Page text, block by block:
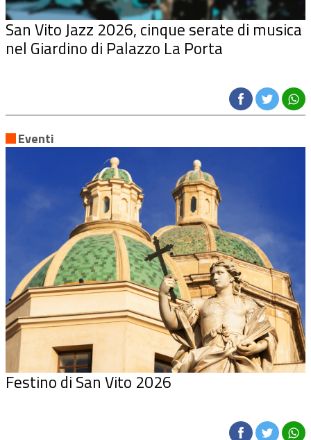
San Vito Jazz 2026, cinque serate di musica
nel Giardino di Palazzo La Porta
Eventi
Festino di San Vito 2026